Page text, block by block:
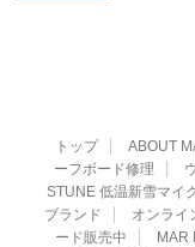
トップ ABOUT
ーフボード修理
STUNE 低温新雪マイ
ブランド
オンライ
ード販売中
MAR